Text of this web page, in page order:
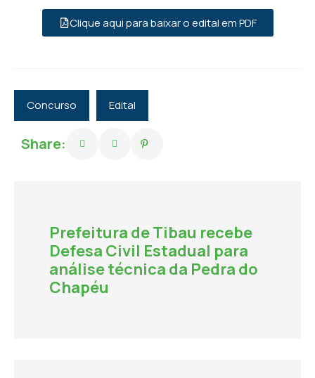
Clique aqui para baixar o edital em PDF
Concurso Edital
Share:
Prefeitura de Tibau recebe
Defesa Civil Estadual para
análise técnica da Pedra do
Chapéu